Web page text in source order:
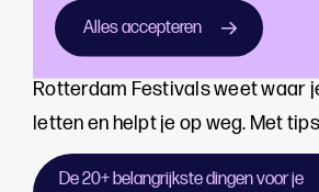
Alles accepteren
Je gaat bij de gemeente
vergunning aanvragen voor jouw
Rotterdam Festivals weet waar
letten en helpt je op weg. Met
De 20+ belangrijkste dingen voor je